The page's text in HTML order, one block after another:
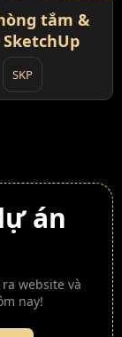
tắm &
SketchUp
SKP
án
website và
nay!